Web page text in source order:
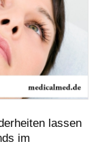
lassen
im